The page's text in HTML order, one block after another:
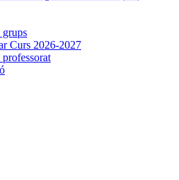
grups
Curs 2026-2027